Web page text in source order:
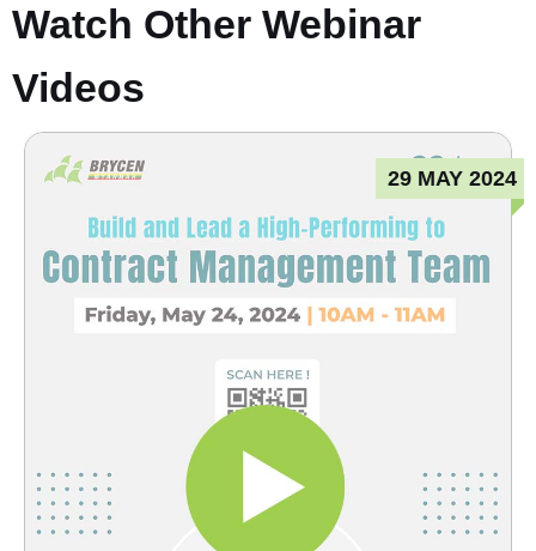
Watch Other Webinar
Videos
29 MAY 2024